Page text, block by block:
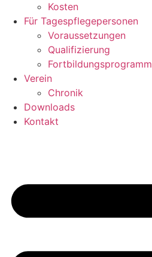
Kosten
Für Tagespflegepersonen
Voraussetzungen
Qualifizierung
Fortbildungsprogramm
Verein
Chronik
Downloads
Kontakt